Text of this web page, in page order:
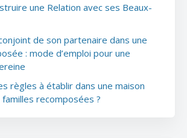
une Relation avec ses Beaux-
de son partenaire dans une
: mode d’emploi pour une
règles à établir dans une maison
recomposées ?